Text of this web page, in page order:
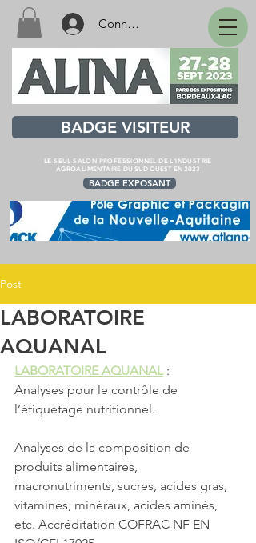
BADGE VISITEUR
Connexion
LE SEUL SALON PROFESSIONNEL DE L'INDUSTRIE
AGROALIMENTAIRE DU SUD OUEST EN 2023
BADGE EXPOSANT
Post
LABORATOIRE
AQUANAL
LABORATOIRE AQUANAL :
Analyses pour le contrôle de
l’étiquetage nutritionnel.
Analyses de la composition de
produits alimentaires,
macronutriments, sucres, acides gras,
vitamines, minéraux, acides aminés,
etc. Accréditation COFRAC NF EN